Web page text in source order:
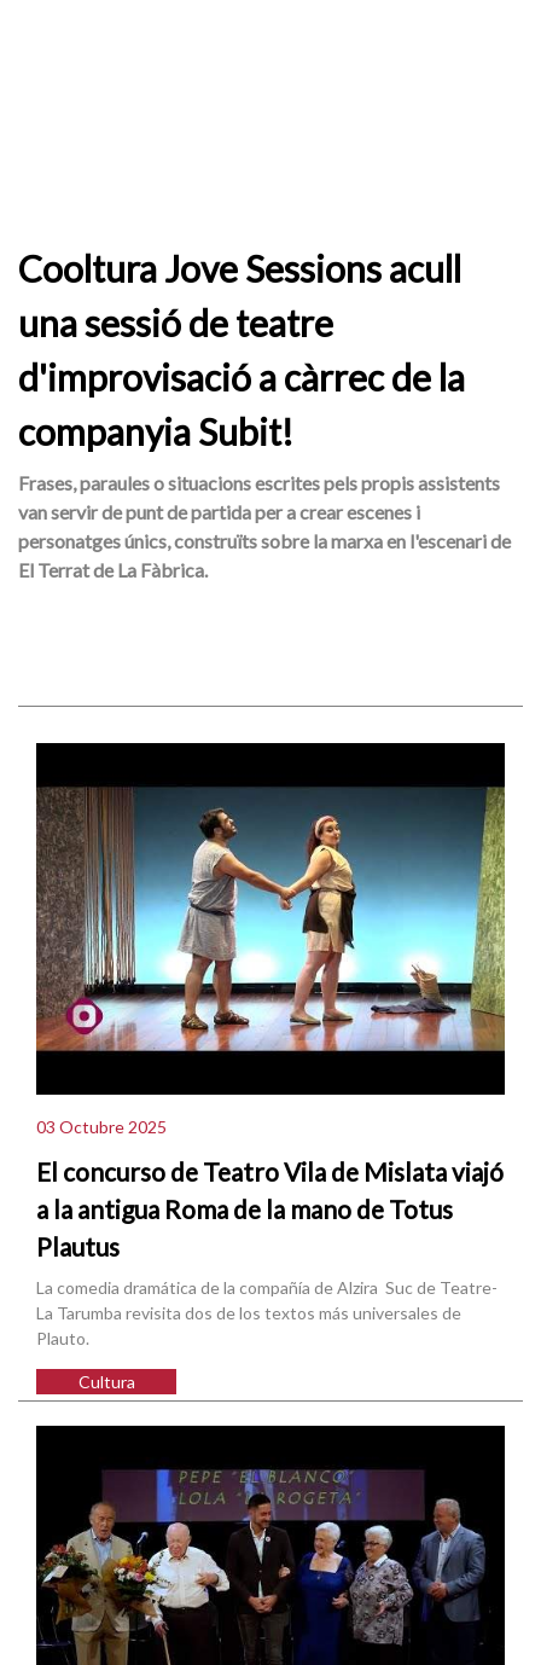
Cooltura Jove Sessions acull
una sessió de teatre
d'improvisació a càrrec de la
companyia Subit!
Frases, paraules o situacions escrites pels propis assistents
van servir de punt de partida per a crear escenes i
personatges únics, construïts sobre la marxa en l'escenari de
El Terrat de La Fàbrica.
03 Octubre 2025
El concurso de Teatro Vila de Mislata viajó
a la antigua Roma de la mano de Totus
Plautus
La comedia dramática de la compañía de Alzira Suc de Teatre-
La Tarumba revisita dos de los textos más universales de
Plauto.
Cultura